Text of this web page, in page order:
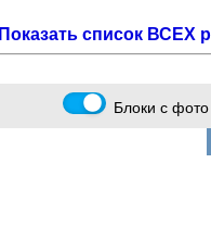
Показать список ВСЕХ
Блоки с фото